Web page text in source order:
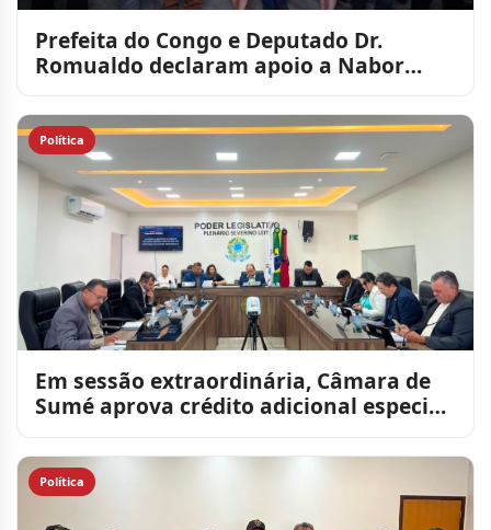
Prefeita do Congo e Deputado Dr.
Romualdo declaram apoio a Nabor
Política
Em sessão extraordinária, Câmara de
Sumé aprova crédito adicional especial
Política